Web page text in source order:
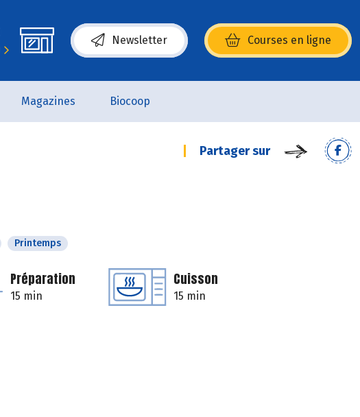
Newsletter Courses en ligne
(s’ouvre dans une nouvelle fenêtre)
Magazines Biocoop
Partager sur
Printemps
Préparation
15 min
Cuisson
15 min